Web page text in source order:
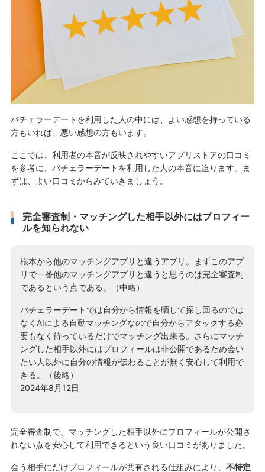
バチェラーデートを利用した人の中には、よい感想を持っている
方もいれば、悪い感想の方もいます。
ここでは、利用者の本音が反映されやすいアプリストアの口コミ
を参考に、バチェラーデートを利用した人の本音に迫ります。ま
ずは、よい口コミからみていきましょう。
完全審査制・マッチングした相手以外にはプロフィー
ルを知られない
根本から他のマッチングアプリと違うアプリ。まずこのアプ
リで一番他のマッチングアプリと違うと思うのは完全審査制
であるという点である。（中略）
バチェラーデートでは自分から情報を晒して探し回るのでは
なくAIによる自動マッチングなので自分からアタックする必
要もなく待っているだけでマッチング出来る。さらにマッチ
ングした相手以外にはプロフィールは非公開であるため会い
たい人以外に自分の情報が伝わることが無く安心して利用で
きる。（後略）
2024年8月12日
完全審査制で、マッチングした相手以外にプロフィールが公開さ
れない点を安心して利用できるという良い口コミがありました。
会う相手にだけプロフィールが共有される仕組みにより、 不特定